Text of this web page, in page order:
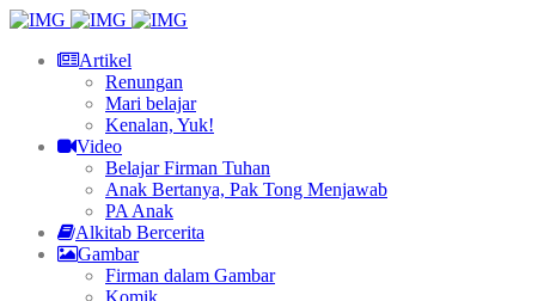
Artikel
Renungan
Mari belajar
Kenalan, Yuk!
Video
Belajar Firman Tuhan
Anak Bertanya, Pak Tong Menjawab
PA Anak
Alkitab Bercerita
Gambar
Firman dalam Gambar
Komik